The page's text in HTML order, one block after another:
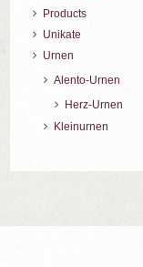
Products
Unikate
Urnen
Alento-Urnen
Herz-Urnen
Kleinurnen